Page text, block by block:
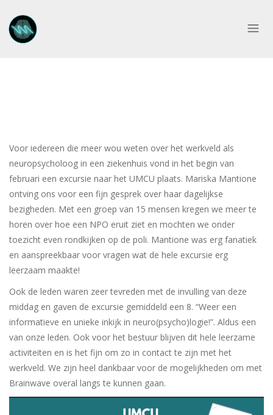
Voor iedereen die meer wou weten over het werkveld als
neuropsycholoog in een ziekenhuis vond in het begin van
februari een excursie naar het UMCU plaats. Mariska Mantione
ontving ons voor een fijn gesprek over haar dagelijkse
bezigheden. Met een groep van 15 mensen kregen we meer te
horen over hoe een NPO eruit ziet en mochten we onder
toezicht even rondkijken op de poli. Mantione was erg fanatiek
en aanspreekbaar voor vragen wat de hele excursie erg
leerzaam maakte!
Ook de leden waren zeer tevreden met de invulling van deze
middag en gaven de excursie gemiddeld een 8. “Weer een
informatieve en unieke inkijk in neuro(psycho)logie!”. Aldus een
van onze leden. Ook voor het bestuur blijven dit hele leerzame
activiteiten en is het fijn om zo in contact te zijn met het
werkveld. We zijn heel dankbaar voor de mogelijkheden om met
Brainwave overal langs te kunnen gaan.